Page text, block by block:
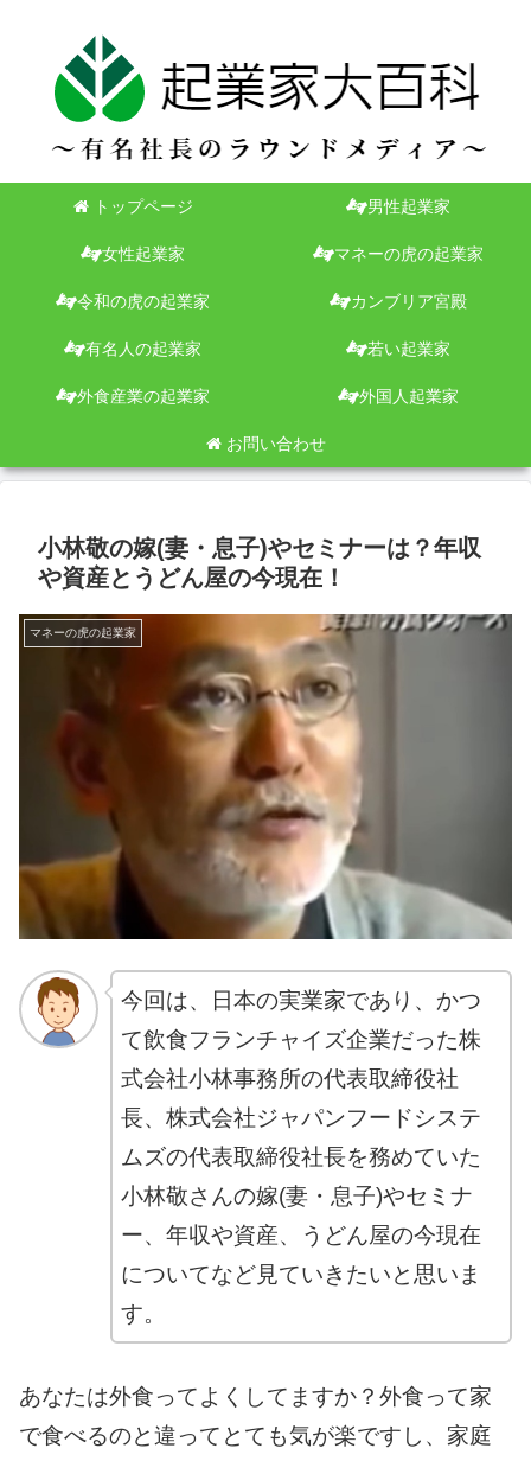
トップページ 男性起業家
女性起業家 マネーの虎の起業家
令和の虎の起業家 カンブリア宮殿
有名人の起業家 若い起業家
外食産業の起業家 外国人起業家
お問い合わせ
小林敬の嫁(妻・息子)やセミナーは？年収
や資産とうどん屋の今現在！
マネーの虎の起業家
今回は、日本の実業家であり、かつ
て飲食フランチャイズ企業だった株
式会社小林事務所の代表取締役社
長、株式会社ジャパンフードシステ
ムズの代表取締役社長を務めていた
小林敬さんの嫁(妻・息子)やセミナ
ー、年収や資産、うどん屋の今現在
についてなど見ていきたいと思いま
す。
あなたは外食ってよくしてますか？ 外食って家
で食べるのと違ってとても気が楽ですし、家庭